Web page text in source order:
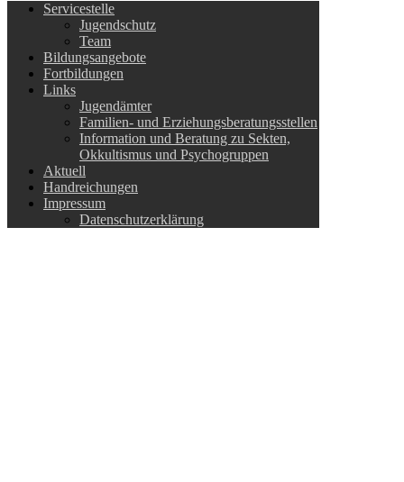
Servicestelle
Jugendschutz
Team
Bildungsangebote
Fortbildungen
Links
Jugendämter
Familien- und Erziehungsberatungsstellen
Information und Beratung zu Sekten,
Okkultismus und Psychogruppen
Aktuell
Handreichungen
Impressum
Datenschutzerklärung